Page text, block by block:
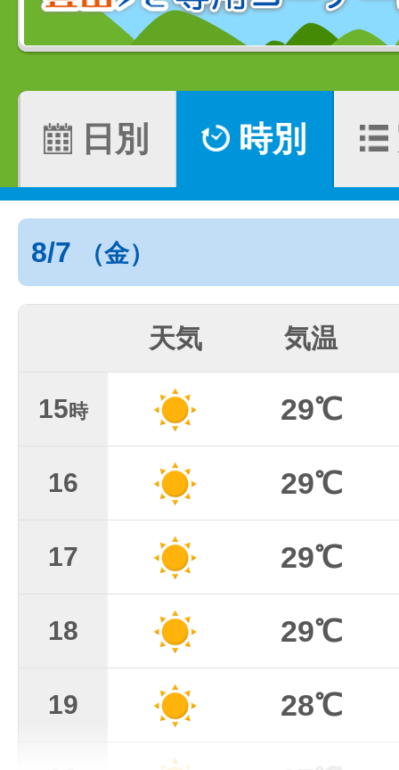
日別 時別
8/7 （金）
天気 気温
15時 29℃
16 29℃
17 29℃
18 29℃
19 28℃